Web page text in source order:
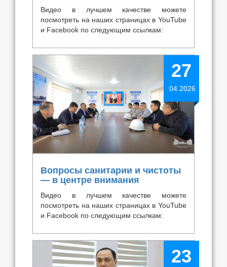
Видео в лучшем качестве можете
посмотреть на наших страницах в YouTube
и Facebook по следующим ссылкам:
27
04.2026
Вопросы санитарии и чистоты
— в центре внимания
Видео в лучшем качестве можете
посмотреть на наших страницах в YouTube
и Facebook по следующим ссылкам:
23